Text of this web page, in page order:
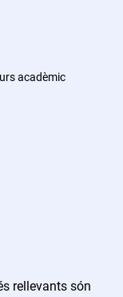
acadèmic
rellevants són